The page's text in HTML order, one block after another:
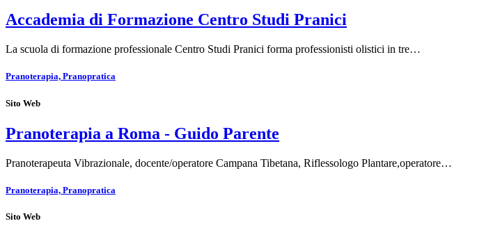
Accademia di Formazione Centro Studi Pranici
La scuola di formazione professionale Centro Studi Pranici forma professionisti olistici in tre…
Pranoterapia, Pranopratica
Sito Web
Pranoterapia a Roma - Guido Parente
Pranoterapeuta Vibrazionale, docente/operatore Campana Tibetana, Riflessologo Plantare,operatore…
Pranoterapia, Pranopratica
Sito Web